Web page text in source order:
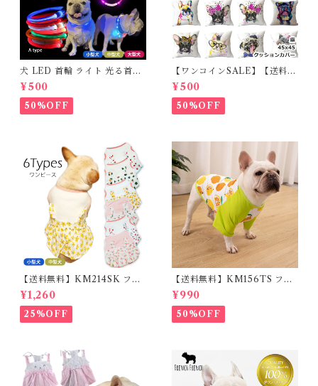
犬 LED 首輪 ライト 光る首輪
USB充電 生活防水 長さ調整可
能 首輪 犬用 ペット カラー ペ
ット用品 軽量 ドッグ用品 フレ
ンチブルドック 大型犬 中型犬
¥500
50%OFF
【ワンコインSALE】【送料無
料】KM503G クッションカバ
ー フレンチブルドッグ クリー
ム フレブル
¥500
50%OFF
【送料無料】KM214SK フレ
ブル 女の子 スカート ワンピー
ス夏 フリル 犬服 ドックウェア
¥1,260
25%OFF
【送料無料】KM156TS フレ
ブル Tシャツ フレンチブルド
ック レモン柄 犬服 ドックウェ
ア
¥990
50%OFF